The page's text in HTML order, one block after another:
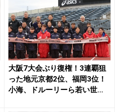
大阪7大会ぶり復権！3連覇狙
った地元京都2位、福岡3位！
小海、ドルーリーら若い世...